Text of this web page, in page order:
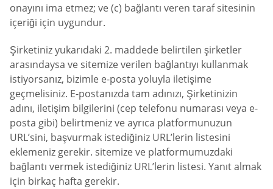
onayını ima etmez; ve (c) bağlantı veren taraf sitesinin
içeriği için uygundur.
Şirketiniz yukarıdaki 2. maddede belirtilen şirketler
arasındaysa ve sitemize verilen bağlantıyı kullanmak
istiyorsanız, bizimle e-posta yoluyla iletişime
geçmelisiniz. E-postanızda tam adınızı, Şirketinizin
adını, iletişim bilgilerini (cep telefonu numarası veya e-
posta gibi) belirtmeniz ve ayrıca platformunuzun
URL’sini, başvurmak istediğiniz URL’lerin listesini
eklemeniz gerekir. sitemize ve platformumuzdaki
bağlantı vermek istediğiniz URL’lerin listesi. Yanıt almak
için birkaç hafta gerekir.